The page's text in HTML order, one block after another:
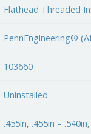
Flathead Threaded
PennEngineering®
103660
Uninstalled
.455in, .455in – .540in,